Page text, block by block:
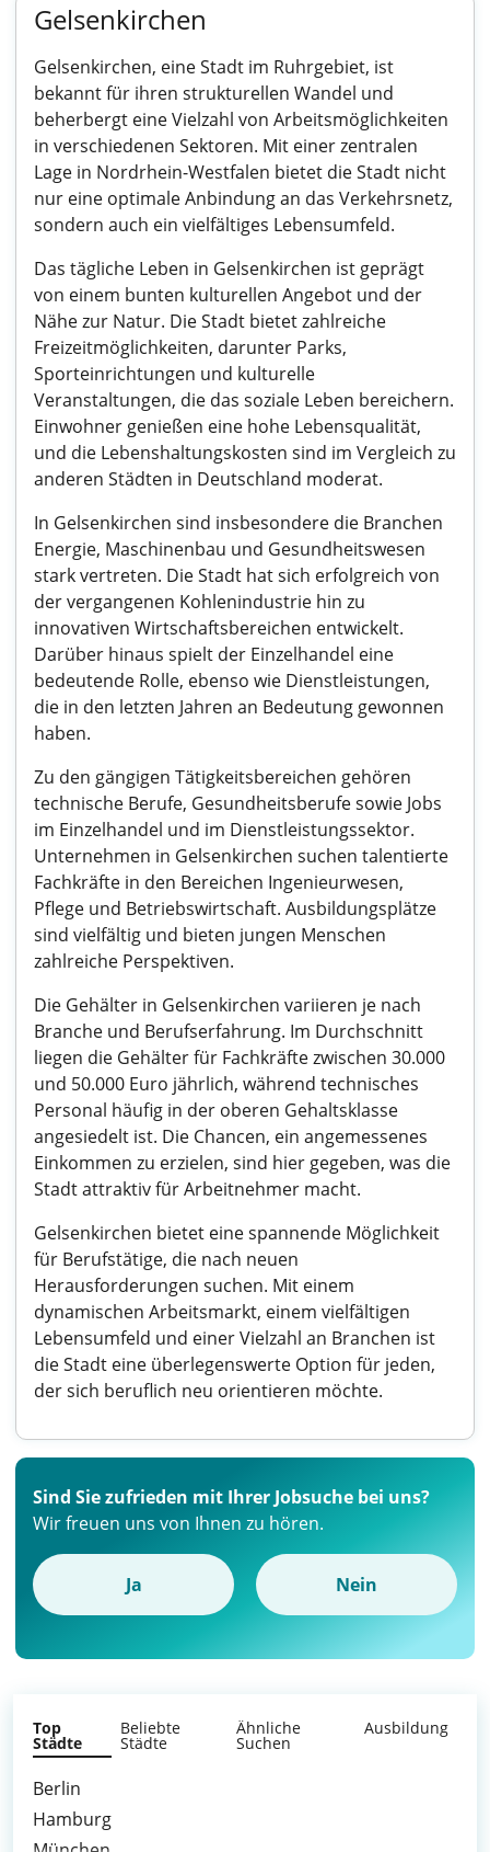
Gelsenkirchen
Gelsenkirchen, eine Stadt im Ruhrgebiet, ist
bekannt für ihren strukturellen Wandel und
beherbergt eine Vielzahl von Arbeitsmöglichkeiten
in verschiedenen Sektoren. Mit einer zentralen
Lage in Nordrhein-Westfalen bietet die Stadt nicht
nur eine optimale Anbindung an das Verkehrsnetz,
sondern auch ein vielfältiges Lebensumfeld.
Das tägliche Leben in Gelsenkirchen ist geprägt
von einem bunten kulturellen Angebot und der
Nähe zur Natur. Die Stadt bietet zahlreiche
Freizeitmöglichkeiten, darunter Parks,
Sporteinrichtungen und kulturelle
Veranstaltungen, die das soziale Leben bereichern.
Einwohner genießen eine hohe Lebensqualität,
und die Lebenshaltungskosten sind im Vergleich zu
anderen Städten in Deutschland moderat.
In Gelsenkirchen sind insbesondere die Branchen
Energie, Maschinenbau und Gesundheitswesen
stark vertreten. Die Stadt hat sich erfolgreich von
der vergangenen Kohlenindustrie hin zu
innovativen Wirtschaftsbereichen entwickelt.
Darüber hinaus spielt der Einzelhandel eine
bedeutende Rolle, ebenso wie Dienstleistungen,
die in den letzten Jahren an Bedeutung gewonnen
haben.
Zu den gängigen Tätigkeitsbereichen gehören
technische Berufe, Gesundheitsberufe sowie Jobs
im Einzelhandel und im Dienstleistungssektor.
Unternehmen in Gelsenkirchen suchen talentierte
Fachkräfte in den Bereichen Ingenieurwesen,
Pflege und Betriebswirtschaft. Ausbildungsplätze
sind vielfältig und bieten jungen Menschen
zahlreiche Perspektiven.
Die Gehälter in Gelsenkirchen variieren je nach
Branche und Berufserfahrung. Im Durchschnitt
liegen die Gehälter für Fachkräfte zwischen 30.000
und 50.000 Euro jährlich, während technisches
Personal häufig in der oberen Gehaltsklasse
angesiedelt ist. Die Chancen, ein angemessenes
Einkommen zu erzielen, sind hier gegeben, was die
Stadt attraktiv für Arbeitnehmer macht.
Gelsenkirchen bietet eine spannende Möglichkeit
für Berufstätige, die nach neuen
Herausforderungen suchen. Mit einem
dynamischen Arbeitsmarkt, einem vielfältigen
Lebensumfeld und einer Vielzahl an Branchen ist
die Stadt eine überlegenswerte Option für jeden,
der sich beruflich neu orientieren möchte.
Sind Sie zufrieden mit Ihrer Jobsuche bei uns?
Wir freuen uns von Ihnen zu hören.
Ja Nein
Top
Städte
Beliebte
Städte
Ähnliche
Suchen
Ausbildung
Berlin
Hamburg